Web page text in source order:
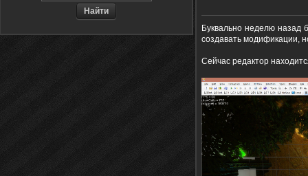
Буквально неделю назад
создавать модификации,
Сейчас редактор